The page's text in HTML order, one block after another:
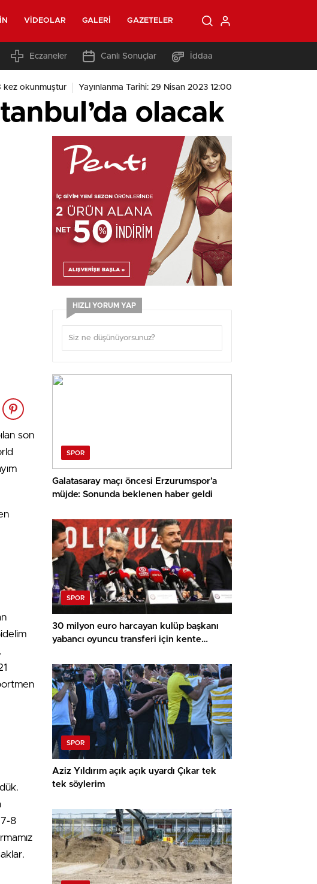
VIDEOLAR GALERI GAZETELER
Eczaneler Canlı Sonuçlar İddaa
kez okunmuştur Yayınlanma Tarihi: 29 Nisan 2023 12:00
olacak
son
7-8
HIZLI YORUM YAP
SPOR
Galatasaray maçı öncesi Erzurumspor’a
müjde: Sonunda beklenen haber geldi
SPOR
30 milyon euro harcayan kulüp başkanı
yabancı oyuncu transferi için kente
SPOR
Aziz Yıldırım açık açık uyardı Çıkar tek
tek söylerim